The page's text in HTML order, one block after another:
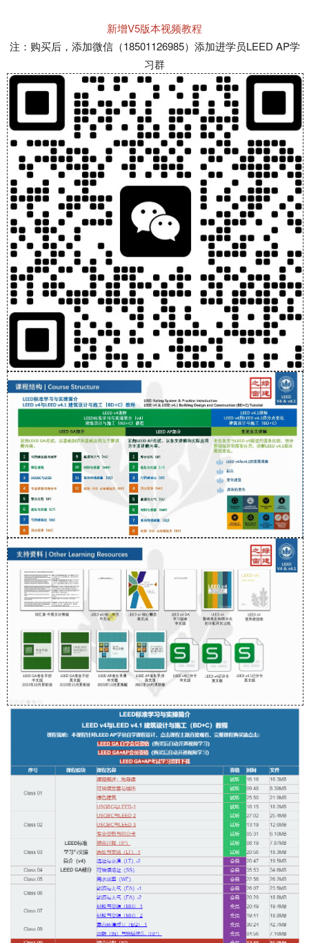
新增V5版本视频教程
注：购买后，添加微信（18501126985）添加进学员LEED AP学
习群